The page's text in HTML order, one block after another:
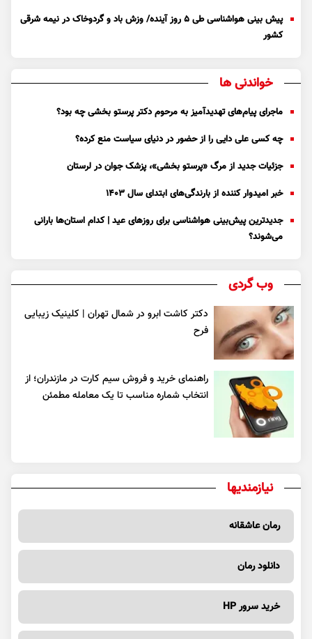
پیش بینی هواشناسی طی ۵ روز آینده/ وزش باد و گردوخاک در نیمه شرقی
کشور
خواندنی ها
ماجرای پیام‌های تهدیدآمیز به مرحوم دکتر پرستو بخشی چه بود؟
چه کسی علی دایی را از حضور در دنیای سیاست منع کرده؟
جزئیات جدید از مرگ «پرستو بخشی»، پزشک جوان در لرستان
خبر امیدوار کننده از بارندگی‌های ابتدای سال ۱۴۰۳
جدیدترین پیش‌بینی هواشناسی برای روزهای عید | کدام استان‌ها بارانی
می‌شوند؟
وب گردی
دکتر کاشت ابرو در شمال تهران | کلینیک زیبایی
فرح
راهنمای خرید و فروش سیم کارت در مازندران؛ از
انتخاب شماره مناسب تا یک معامله مطمئن
نیازمندیها
رمان عاشقانه
دانلود رمان
خرید سرور HP